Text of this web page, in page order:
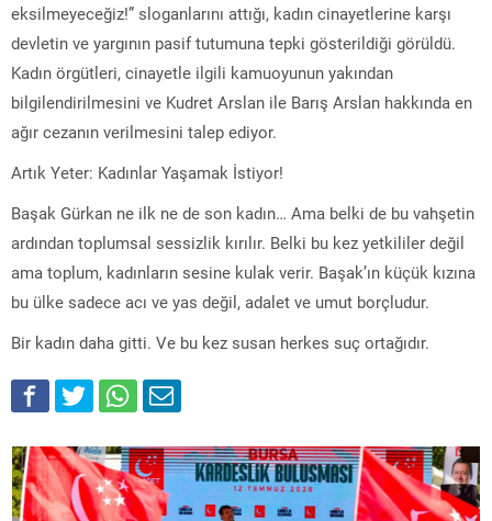
eksilmeyeceğiz!” sloganlarını attığı, kadın cinayetlerine karşı
devletin ve yargının pasif tutumuna tepki gösterildiği görüldü.
Kadın örgütleri, cinayetle ilgili kamuoyunun yakından
bilgilendirilmesini ve Kudret Arslan ile Barış Arslan hakkında en
ağır cezanın verilmesini talep ediyor.
Artık Yeter: Kadınlar Yaşamak İstiyor!
Başak Gürkan ne ilk ne de son kadın… Ama belki de bu vahşetin
ardından toplumsal sessizlik kırılır. Belki bu kez yetkililer değil
ama toplum, kadınların sesine kulak verir. Başak’ın küçük kızına
bu ülke sadece acı ve yas değil, adalet ve umut borçludur.
Bir kadın daha gitti. Ve bu kez susan herkes suç ortağıdır.